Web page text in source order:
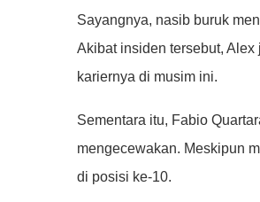
Sayangnya, nasib buruk
Akibat insiden tersebut,
kariernya di musim ini.
Sementara itu, Fabio
mengecewakan. Meskipun
di posisi ke-10.